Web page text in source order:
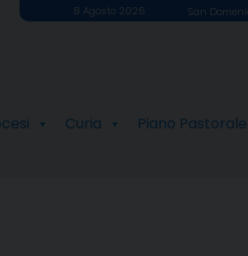
8 Agosto 2026 San
Curia Piano Pastorale